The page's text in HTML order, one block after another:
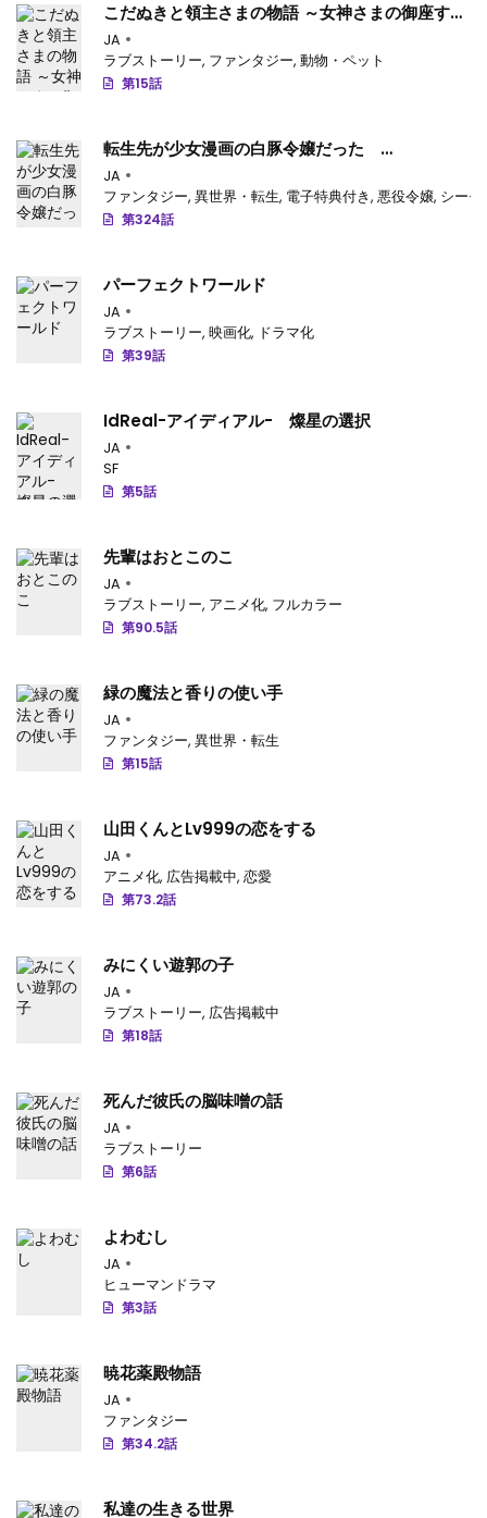
こだぬきと領主さまの物語 ～女神さまの御座す国
～
JA
ラブストーリー, ファンタジー, 動物・ペット
第15話
転生先が少女漫画の白豚令嬢だった
reBoooot！
JA
ファンタジー, 異世界・転生, 電子特典付き, 悪役令嬢, シー
第324話
パーフェクトワールド
JA
ラブストーリー, 映画化, ドラマ化
第39話
IdReal-アイディアル- 燦星の選択
JA
SF
第5話
先輩はおとこのこ
JA
ラブストーリー, アニメ化, フルカラー
第90.5話
緑の魔法と香りの使い手
JA
ファンタジー, 異世界・転生
第15話
山田くんとLv999の恋をする
JA
アニメ化, 広告掲載中, 恋愛
第73.2話
みにくい遊郭の子
JA
ラブストーリー, 広告掲載中
第18話
死んだ彼氏の脳味噌の話
JA
ラブストーリー
第6話
よわむし
JA
ヒューマンドラマ
第3話
暁花薬殿物語
JA
ファンタジー
第34.2話
私達の生きる世界